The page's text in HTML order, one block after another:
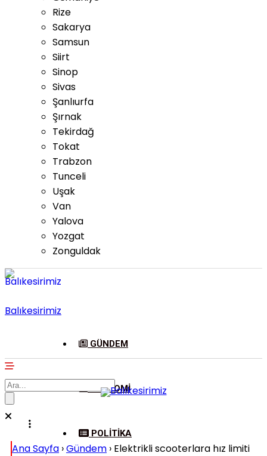
Rize
Sakarya
Samsun
Siirt
Sinop
Sivas
Şanlıurfa
Şırnak
Tekirdağ
Tokat
Trabzon
Tunceli
Uşak
Van
Yalova
Yozgat
Zonguldak
Balıkesirimiz
GÜNDEM
EKONOMI
POLITIKA
Ana Sayfa ›Gündem › Elektrikli scooterlara hız limiti